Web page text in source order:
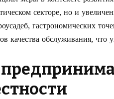
секторе, но и
гастрономических
качества обслуживания, что